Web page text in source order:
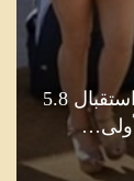
تونس تسجل مؤشرات سياحية قياسية: استقبال 5.8